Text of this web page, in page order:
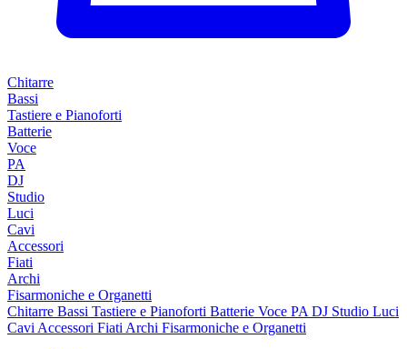
Chitarre
Bassi
Tastiere e Pianoforti
Batterie
Voce
PA
DJ
Studio
Luci
Cavi
Accessori
Fiati
Archi
Fisarmoniche e Organetti
Chitarre Bassi Tastiere e Pianoforti Batterie Voce PA DJ Studio Luci
Cavi Accessori Fiati Archi Fisarmoniche e Organetti